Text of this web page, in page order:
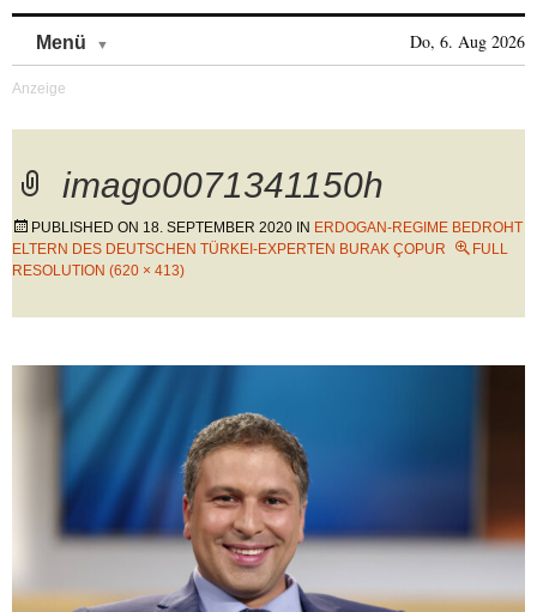
Menü Do, 6. Aug 2026
imago0071341150h
PUBLISHED ON 18. SEPTEMBER 2020 IN ERDOGAN-REGIME BEDROHT
ELTERN DES DEUTSCHEN TÜRKEI-EXPERTEN BURAK ÇOPUR
FULL
RESOLUTION (620 × 413)